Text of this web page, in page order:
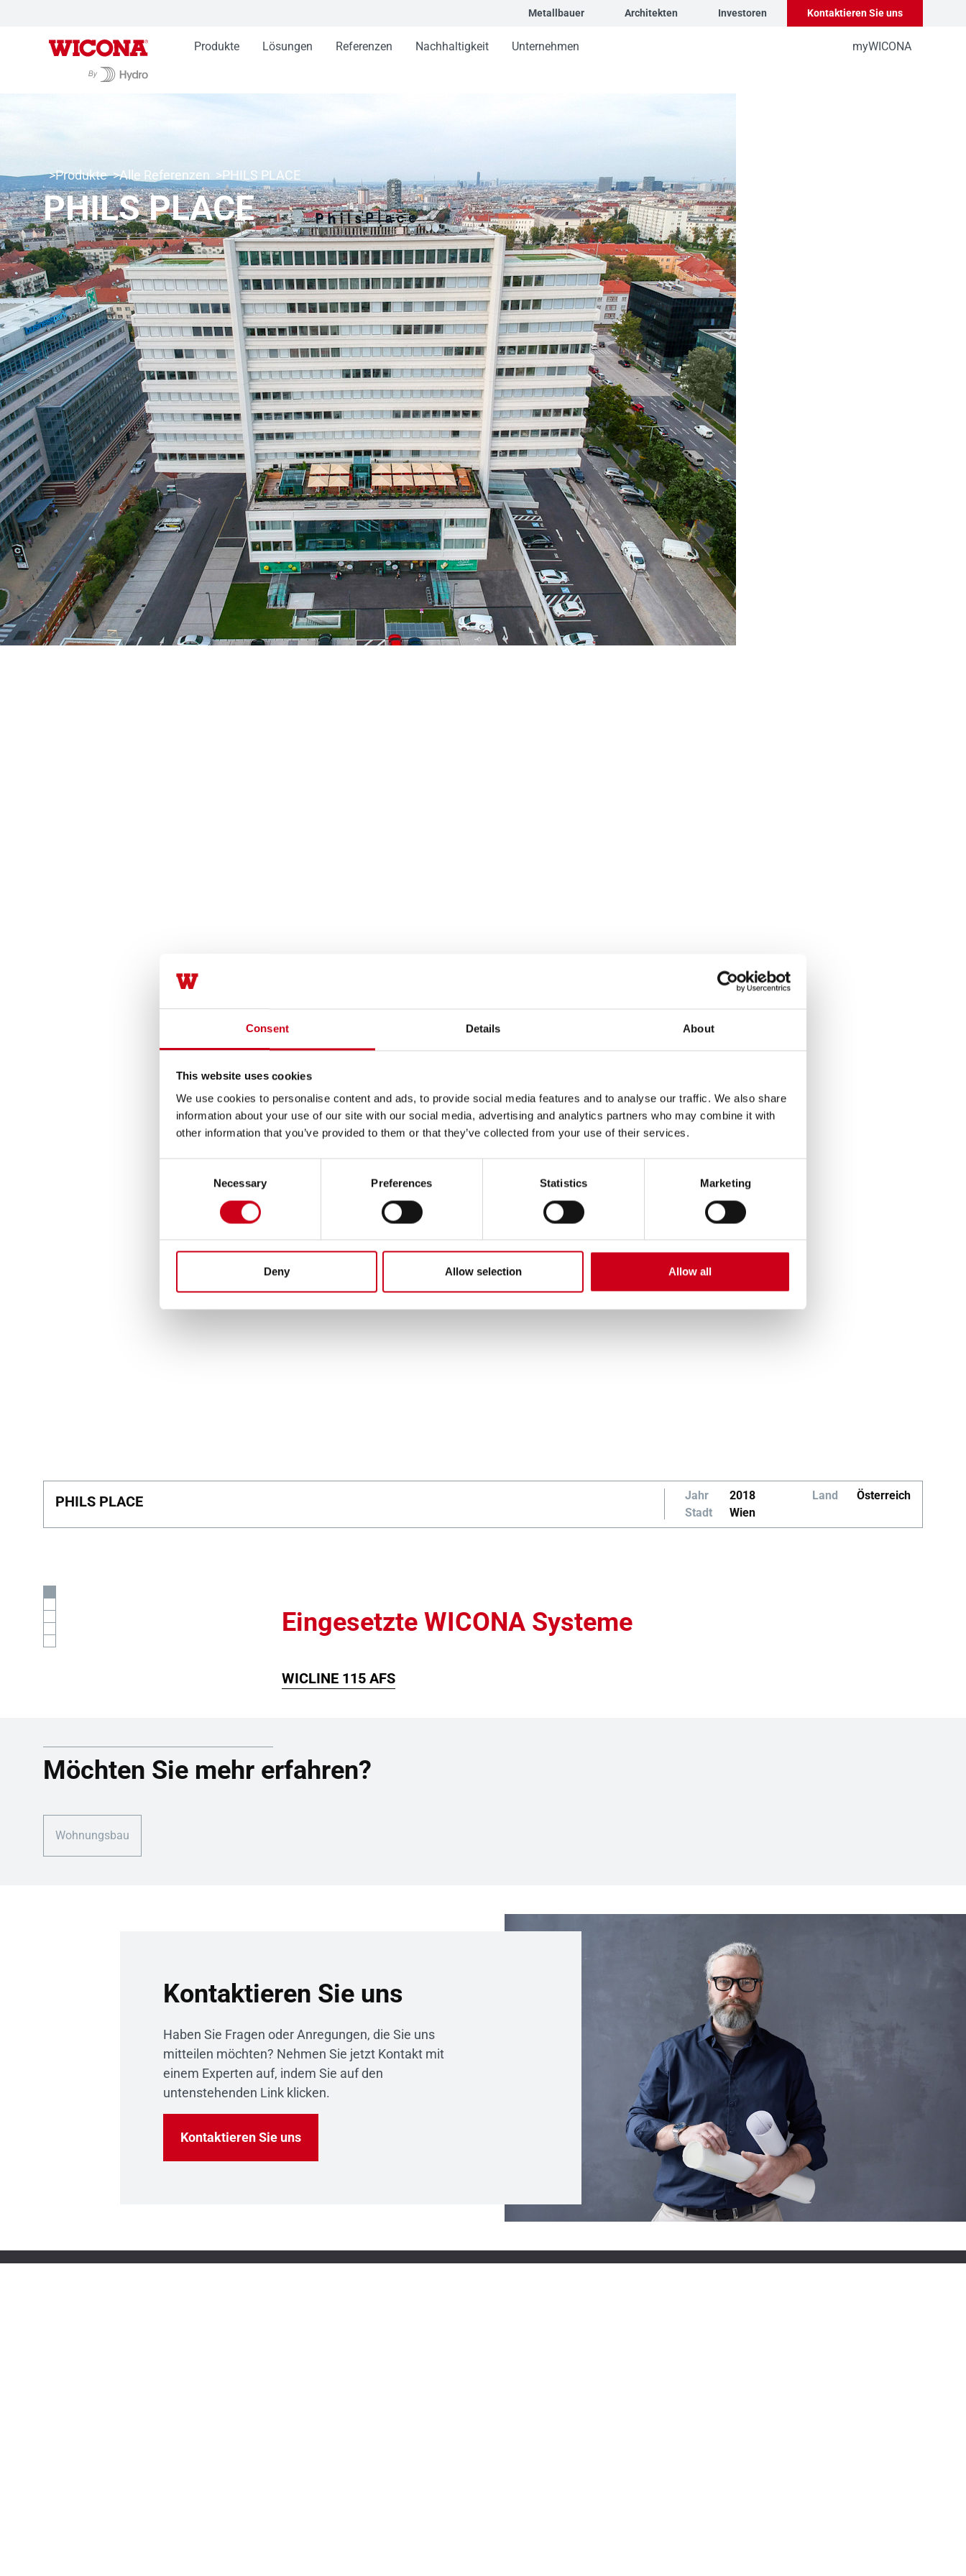
Consent Details About
This website uses cookies
We use cookies to personalise content and ads, to provide social media features and to analyse our traffic. We also share
information about your use of our site with our social media, advertising and analytics partners who may combine it with
other information that you’ve provided to them or that they’ve collected from your use of their services.
Necessary Preferences Statistics Marketing
Deny Allow selection Allow all
Metallbauer Architekten Investoren Kontaktieren Sie uns
Produkte Lösungen Referenzen Nachhaltigkeit Unternehmen myWICONA
Produkte Alle Referenzen PHILS PLACE
PHILS PLACE
PHILS PLACE Jahr
2018
Stadt
Wien
Land Österreich
Eingesetzte WICONA Systeme
WICLINE 115 AFS
Möchten Sie mehr erfahren?
Wohnungsbau
Kontaktieren Sie uns
Haben Sie Fragen oder Anregungen, die Sie uns
mitteilen möchten? Nehmen Sie jetzt Kontakt mit
einem Experten auf, indem Sie auf den
untenstehenden Link klicken.
Kontaktieren Sie uns